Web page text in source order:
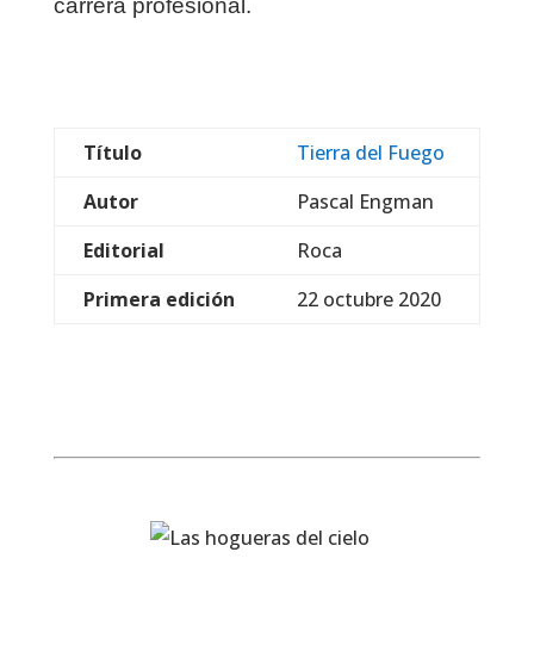
carrera profesional.
Título
Tierra del Fuego
Autor
Pascal Engman
Editorial
Roca
Primera edición
22 octubre 2020